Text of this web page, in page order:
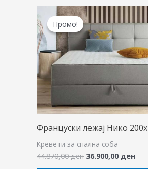
Промо!
Промо!
Француски лежај Нико
Кревети за спална соба
44.870,00ден
Original
price
was:
44.870,00 ден.
36.900,00 ден
is: